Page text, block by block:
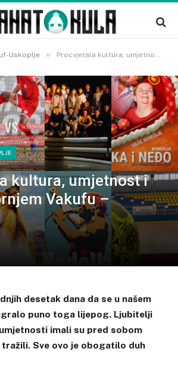
Uskoplje » Procvjetala kultura, umjetnost i sport u Gornjem Vakufu – Uskoplju
kultura, umjetnost i
Vakufu –
desetak dana da se u našem
puno toga lijepog. Ljubitelji
imali su pred sobom
Sve ovo je obogatilo duh